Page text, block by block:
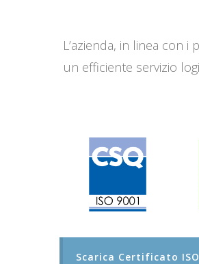
L’azienda, in linea con
un efficiente servizio
Scarica Certificato